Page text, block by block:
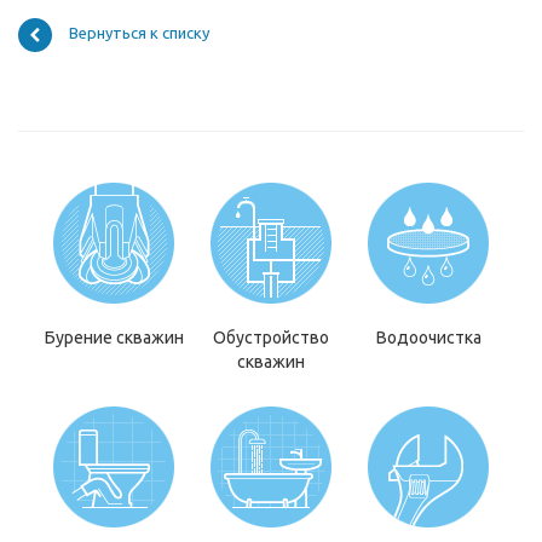
Вернуться к списку
Бурение скважин
Обустройство
скважин
Водоочистка